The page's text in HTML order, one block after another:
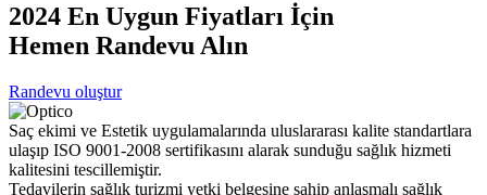
2024 En Uygun Fiyatları İçin
Hemen Randevu Alın
Randevu oluştur
Saç ekimi ve Estetik uygulamalarında uluslararası kalite standartlara
ulaşıp ISO 9001-2008 sertifikasını alarak sunduğu sağlık hizmeti
kalitesini tescillemiştir.
Tedavilerin sağlık turizmi yetki belgesine sahip anlaşmalı sağlık